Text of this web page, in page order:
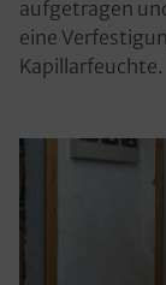
aufgetragen
eine
Kapillarfeuchte.